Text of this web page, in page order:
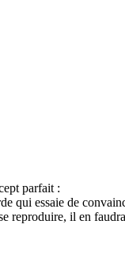
parfait :
qui essaie de
reproduire, il en